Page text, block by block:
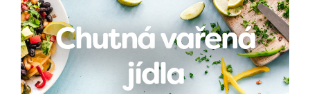
Chutná vařená
jídla